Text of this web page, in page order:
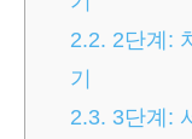
2.2. 2단계:
기
2.3. 3단계: